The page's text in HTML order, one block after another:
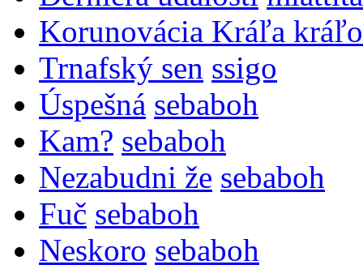
Korunovácia Kráľa
Trnafský sen ssigo
Úspešná sebaboh
Kam? sebaboh
Nezabudni že sebaboh
Fuč sebaboh
Neskoro sebaboh